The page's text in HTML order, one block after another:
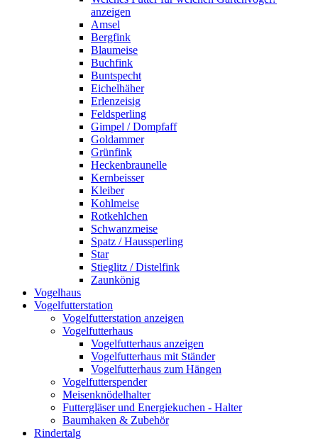
anzeigen
Amsel
Bergfink
Blaumeise
Buchfink
Buntspecht
Eichelhäher
Erlenzeisig
Feldsperling
Gimpel / Dompfaff
Goldammer
Grünfink
Heckenbraunelle
Kernbeisser
Kleiber
Kohlmeise
Rotkehlchen
Schwanzmeise
Spatz / Haussperling
Star
Stieglitz / Distelfink
Zaunkönig
Vogelhaus
Vogelfutterstation
Vogelfutterstation anzeigen
Vogelfutterhaus
Vogelfutterhaus anzeigen
Vogelfutterhaus mit Ständer
Vogelfutterhaus zum Hängen
Vogelfutterspender
Meisenknödelhalter
Futtergläser und Energiekuchen - Halter
Baumhaken & Zubehör
Rindertalg